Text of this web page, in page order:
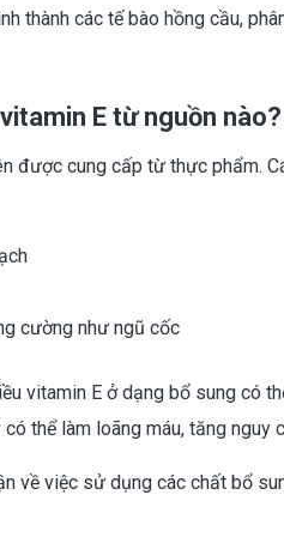
thành các tế bào hồng cầu,
E từ nguồn nào?
được cung cấp từ thực phẩm.
cường như ngũ cốc
vitamin E ở dạng bổ sung có
có thể làm loãng máu, tăng
về việc sử dụng các chất bổ